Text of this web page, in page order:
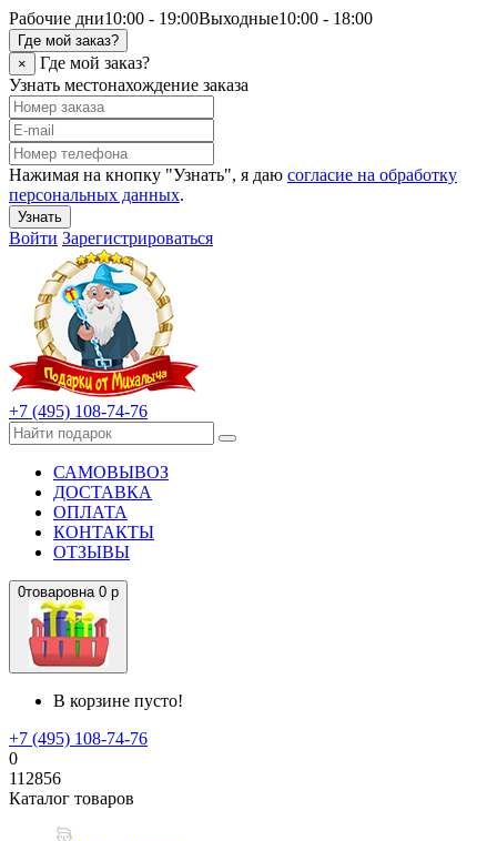
Рабочие дни10:00 - 19:00Выходные10:00 - 18:00
Где мой заказ?
×
Где мой заказ?
Узнать местонахождение заказа
Нажимая на кнопку "Узнать", я даю согласие на обработку
персональных данных.
Узнать
Войти Зарегистрироваться
+7 (495) 108-74-76
САМОВЫВОЗ
ДОСТАВКА
ОПЛАТА
КОНТАКТЫ
ОТЗЫВЫ
0товаровна 0 р
В корзине пусто!
+7 (495) 108-74-76
0
112856
Каталог товаров